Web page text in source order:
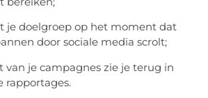
je doelgroep op het moment dat
door sociale media scrolt;
van je campagnes zie je terug in
rapportages.